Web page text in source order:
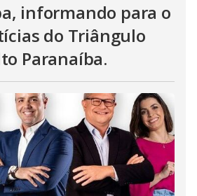
informando para o
do Triângulo
Paranaíba.